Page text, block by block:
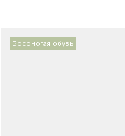
Босоногая обувь